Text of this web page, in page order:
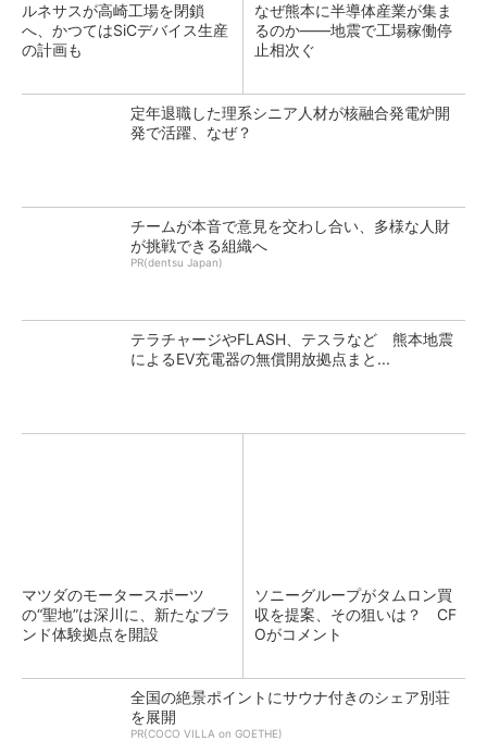
ルネサスが高崎工場を閉鎖
へ、かつてはSiCデバイス生産
の計画も
なぜ熊本に半導体産業が集ま
るのか――地震で工場稼働停
止相次ぐ
定年退職した理系シニア人材が核融合発電炉開
発で活躍、なぜ？
チームが本音で意見を交わし合い、多様な人財
が挑戦できる組織へ
PR(dentsu Japan)
テラチャージやFLASH、テスラなど 熊本地震
によるEV充電器の無償開放拠点まと...
マツダのモータースポーツ
の“聖地”は深川に、新たなブラ
ンド体験拠点を開設
ソニーグループがタムロン買
収を提案、その狙いは？ CF
Oがコメント
全国の絶景ポイントにサウナ付きのシェア別荘
を展開
PR(COCO VILLA on GOETHE)